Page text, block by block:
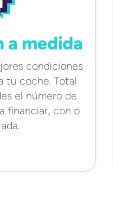
a medida
condiciones
tu coche. Total
el número de
financiar, con o